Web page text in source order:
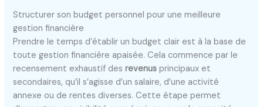
Structurer son budget personnel pour une meilleure
gestion financière
Prendre le temps d’établir un budget clair est à la base de
toute gestion financière apaisée. Cela commence par le
recensement exhaustif desrevenus principaux et
secondaires, qu’il s’agisse d’un salaire, d’une activité
annexe ou de rentes diverses. Cette étape permet